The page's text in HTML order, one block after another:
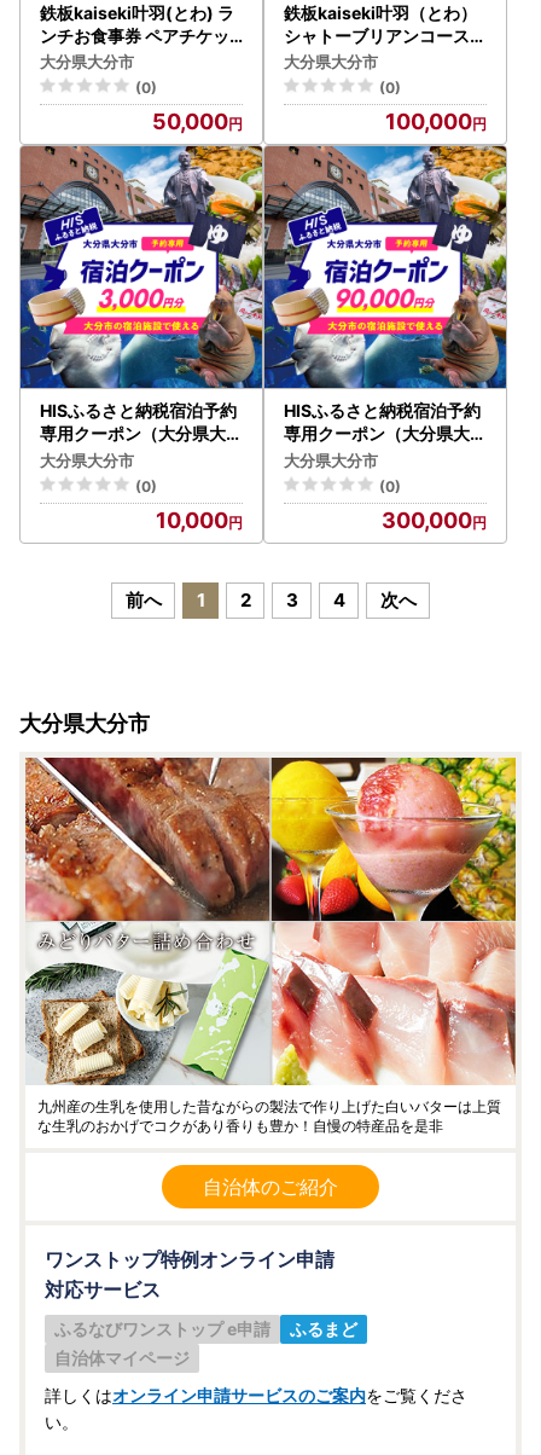
鉄板kaiseki叶羽(とわ) ラ
ンチお食事券 ペアチケッ
ト P01062
大分県大分市
(0)
50,000
鉄板kaiseki叶羽（とわ）
シャトーブリアンコースお
食事券 ペアチケット P010
64
大分県大分市
(0)
100,000
HISふるさと納税宿泊予約
専用クーポン（大分県大分
市）3,000円分 O01020
大分県大分市
(0)
10,000
HISふるさと納税宿泊予約
専用クーポン（大分県大分
市）90,000円分 O01028
大分県大分市
(0)
300,000
前へ 1 2 3 4 次へ
大分県大分市
九州産の生乳を使用した昔ながらの製法で作り上げた白いバターは上質
な生乳のおかげでコクがあり香りも豊か！自慢の特産品を是非
自治体のご紹介
ワンストップ特例オンライン申請
対応サービス
ふるなびワンストップ e申請
ふるまど
自治体マイページ
詳しくはオンライン申請サービスのご案内をご覧くださ
い。